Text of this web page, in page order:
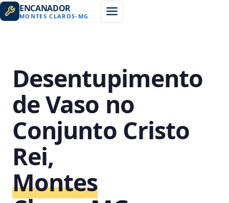
ENCANADOR
MONTES CLAROS- MG
Desentupimento
de Vaso no
Conjunto Cristo
Rei,
Montes